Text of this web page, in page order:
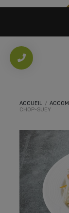
ACCUEIL /
CHOP-SUEY